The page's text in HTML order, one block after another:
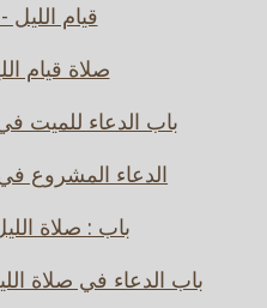
قيام الليل
صلاة قيام
باب الدعاء للميت
الدعاء المشروع في
باب : صلاة
باب الدعاء في صلاة